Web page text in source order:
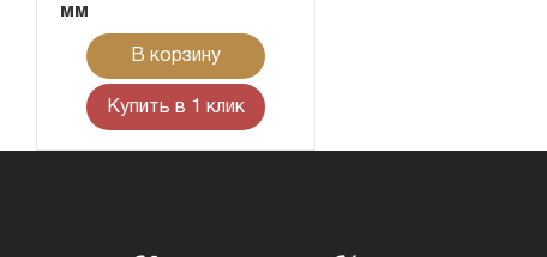
мм
В корзину
Купить в 1 клик